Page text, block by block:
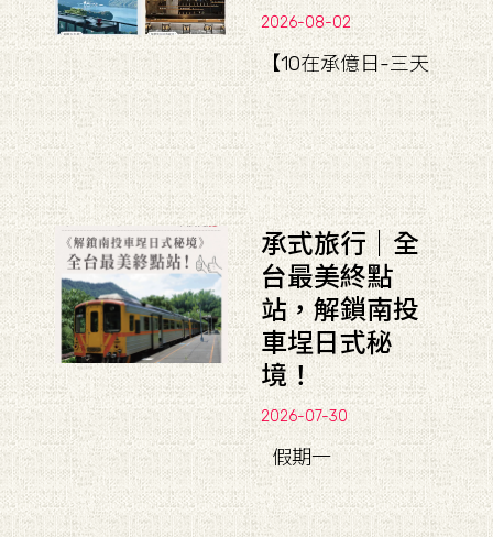
2026-08-02
【10在承億日-三天
承式旅行｜全
台最美終點
站，解鎖南投
車埕日式秘
境！
2026-07-30
假期一